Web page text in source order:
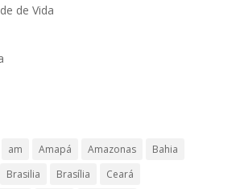
de Vida
am Amapá Amazonas
Bahia
Brasilia Brasília
Ceará